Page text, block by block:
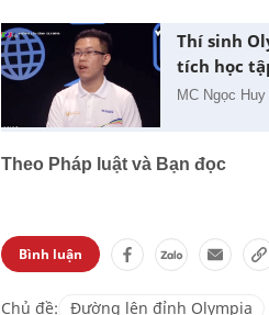
Thí sinh
tích học
MC Ngọc
Theo Pháp luật và Bạn đọc
Bình luận
Chủ đề: Đường lên đỉnh Olympia